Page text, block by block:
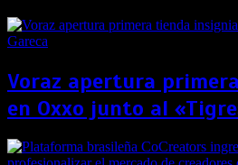
Voraz apertura
en Oxxo junto al